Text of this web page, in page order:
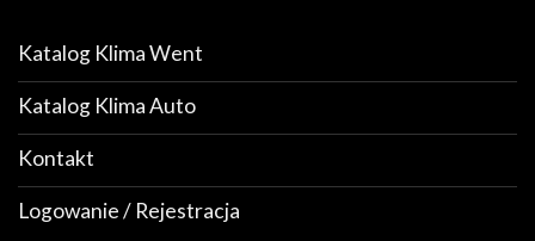
Katalog Klima Went
Katalog Klima Auto
Kontakt
Logowanie / Rejestracja